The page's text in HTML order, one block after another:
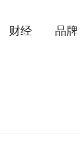
财经 品牌